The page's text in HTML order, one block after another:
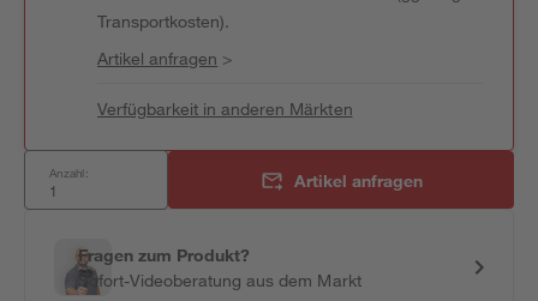
Transportkosten).
Artikel anfragen >
Verfügbarkeit in anderen Märkten
Anzahl: Artikel anfragen
Fragen zum Produkt?
Sofort-Videoberatung aus dem Markt